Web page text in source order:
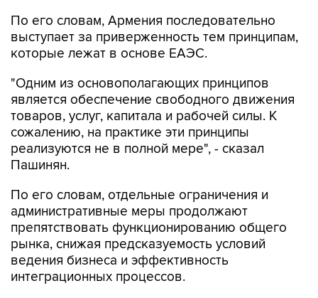
По его словам, Армения последовательно
выступает за приверженность тем принципам,
которые лежат в основе ЕАЭС.
"Одним из основополагающих принципов
является обеспечение свободного движения
товаров, услуг, капитала и рабочей силы. К
сожалению, на практике эти принципы
реализуются не в полной мере", - сказал
Пашинян.
По его словам, отдельные ограничения и
административные меры продолжают
препятствовать функционированию общего
рынка, снижая предсказуемость условий
ведения бизнеса и эффективность
интеграционных процессов.